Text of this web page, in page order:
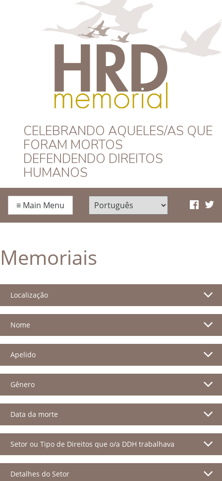
HRD Memorial –
Português
CELEBRANDO AQUELES/AS QUE
FORAM MORTOS
DEFENDENDO DIREITOS
HUMANOS
≡ Main Menu
Memoriais
Localização
Nome
Apelido
Gênero
Data da morte
Setor ou Tipo de Direitos que o/a DDH trabalhava
Detalhes do Setor